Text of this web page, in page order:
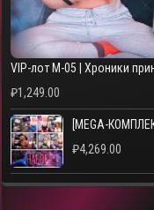
VIP-лот M-05 | Хроники
₽1,249.00
[MEGA-
₽4,269.00